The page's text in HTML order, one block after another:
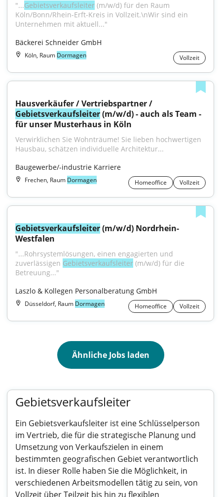
"...Gebietsverkaufsleiter (m/w/d) für den Raum
Köln/Bonn/Rhein-Erft-Kreis in Vollzeit.\nWir sind ein
Unternehmen mit aktuell..."
Bäckerei Schneider GmbH
Köln, Raum Dormagen Vollzeit
Gebietsverkaufsleiter (m/w/d) - auch als Team -
für unser Musterhaus in Köln
Verwirklichen Sie Wohnträume! Sie lieben hochwertigen
Hausbau, schätzen individuelle Architektur...
Baugewerbe/-industrie Karriere
Frechen, Raum Dormagen Homeoffice Vollzeit
Gebietsverkaufsleiter (m/w/d) Nordrhein-
Westfalen
"...Rohrsystemlösungen, einen engagierten und
zuverlässigen Gebietsverkaufsleiter (m/w/d) für die
Betreuung..."
Laszlo & Kollegen Personalberatung GmbH
Düsseldorf, Raum Dormagen Homeoffice Vollzeit
Ähnliche Jobs laden
Gebietsverkaufsleiter
Ein Gebietsverkaufsleiter ist eine Schlüsselperson
im Vertrieb, die für die strategische Planung und
Umsetzung von Verkaufszielen in einem
bestimmten geografischen Gebiet verantwortlich
ist. In dieser Rolle haben Sie die Möglichkeit, in
verschiedenen Arbeitsmodellen tätig zu sein, von
Vollzeit über Teilzeit bis hin zu flexiblen